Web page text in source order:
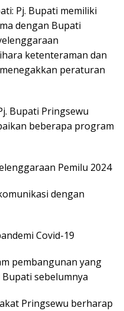
Pj. Bupati memiliki
dengan Bupati
ketenteraman dan
peraturan
Bupati Pringsewu
beberapa program
Pemilu 2024
dengan
Covid-19
pembangunan yang
sebelumnya
Pringsewu berharap